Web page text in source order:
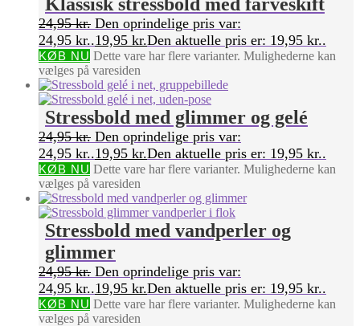
24,95kr. Den oprindelige pris var:
24,95 kr..19,95 kr.Den aktuelle pris er: 19,95 kr..
KØB NU Dette vare har flere varianter. Mulighederne kan
vælges på varesiden
Stressbold med glimmer og gelé
24,95kr. Den oprindelige pris var:
24,95 kr..19,95 kr.Den aktuelle pris er: 19,95 kr..
KØB NU Dette vare har flere varianter. Mulighederne kan
vælges på varesiden
Stressbold med vandperler og
glimmer
24,95kr. Den oprindelige pris var:
24,95 kr..19,95 kr.Den aktuelle pris er: 19,95 kr..
KØB NU Dette vare har flere varianter. Mulighederne kan
vælges på varesiden